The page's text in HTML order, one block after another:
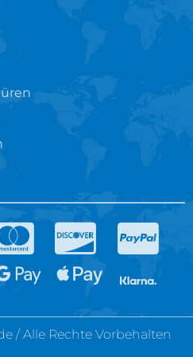
/ Alle Rechte Vorbehalten